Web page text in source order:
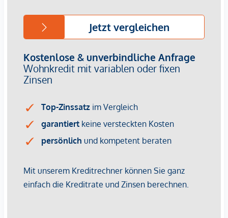
Projekt nicht vorgesehen. Für weiterführende Informationen
oder eine persönliche Beratung stehen wir Ihnen
Wir weisen darauf hin, dass zwischen dem Vermittler und
dem zu vermittelnden Dritten ein familiäres oder
Der Vermittler ist als Doppelmakler tätig.
Infrastruktur / Entfernungen
Gesundheit
Arzt <250m